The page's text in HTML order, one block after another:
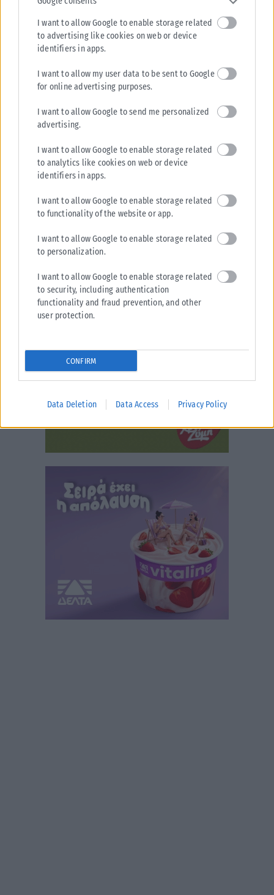
I want to allow Google to enable storage related
to advertising like cookies on web or device
identifiers in apps.
I want to allow my user data to be sent to Google
for online advertising purposes.
I want to allow Google to send me personalized
advertising.
I want to allow Google to enable storage related
to analytics like cookies on web or device
identifiers in apps.
I want to allow Google to enable storage related
to functionality of the website or app.
I want to allow Google to enable storage related
to personalization.
I want to allow Google to enable storage related
to security, including authentication
functionality and fraud prevention, and other
user protection.
CONFIRM
Data Deletion Data Access Privacy Policy